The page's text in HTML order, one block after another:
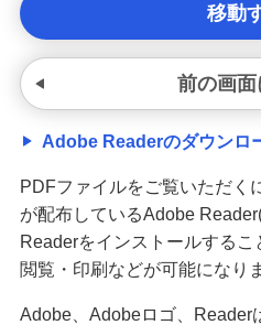
移動
前の画面
Adobe Readerのダウンロ
PDFファイルをご覧いただく
が配布しているAdobe
Readerをインストールする
閲覧・印刷などが可能になり
Adobe、Adobeロゴ、Reader